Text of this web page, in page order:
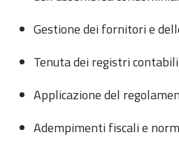
Gestione dei fornitori e
Tenuta dei registri
Applicazione del
Adempimenti fiscali e